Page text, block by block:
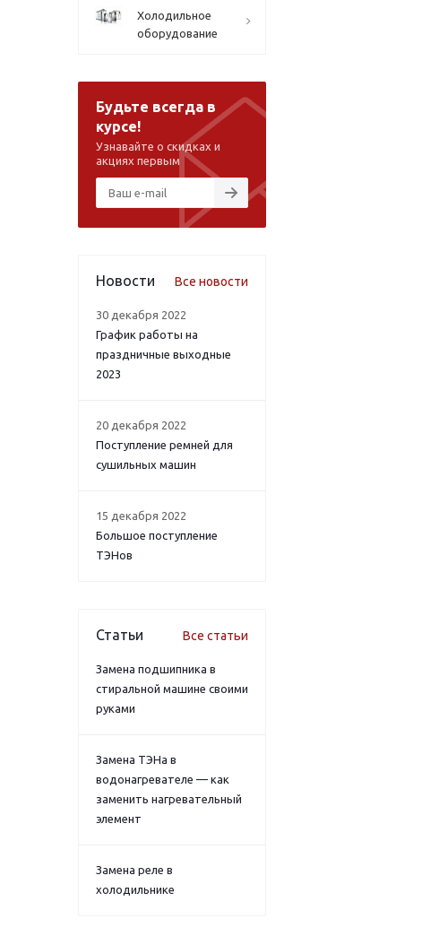
Холодильное
оборудование
Будьте всегда в
курсе!
Узнавайте о скидках и
акциях первым
Новости Все новости
30 декабря 2022
График работы на
праздничные выходные
2023
20 декабря 2022
Поступление ремней для
сушильных машин
15 декабря 2022
Большое поступление
ТЭНов
Статьи Все статьи
Замена подшипника в
стиральной машине своими
руками
Замена ТЭНа в
водонагревателе — как
заменить нагревательный
элемент
Замена реле в
холодильнике